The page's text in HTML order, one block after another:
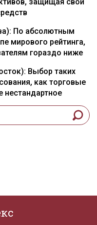
По абсолютным
мирового рейтинга,
гораздо ниже
Выбор таких
как торговые
нестандартное